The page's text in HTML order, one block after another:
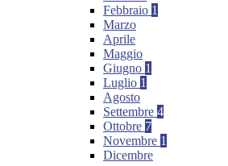
Febbraio 1
Marzo
Aprile
Maggio
Giugno 1
Luglio 1
Agosto
Settembre 4
Ottobre 7
Novembre 1
Dicembre